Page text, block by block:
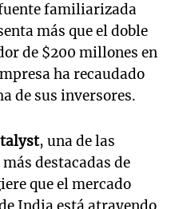
familiarizada
más que el doble
de $200 millones en
ha recaudado
de sus inversores.
, una de las
destacadas de
que el mercado